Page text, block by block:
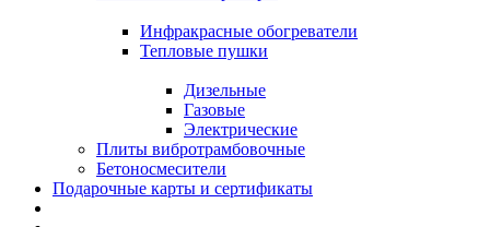
Инфракрасные обогреватели
Тепловые пушки
Дизельные
Газовые
Электрические
Плиты вибротрамбовочные
Бетоносмесители
Подарочные карты и сертификаты